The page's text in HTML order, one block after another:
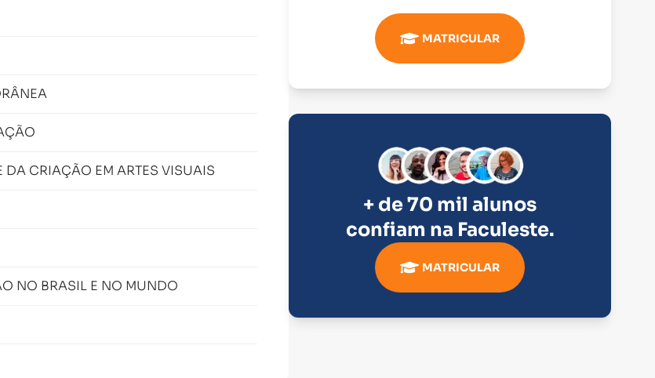
DA CRIAÇÃO EM ARTES VISUAIS
NO BRASIL E NO MUNDO
MATRICULAR
+ de 70 mil alunos
confiam na Faculeste.
MATRICULAR